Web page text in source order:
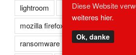
lightroom
microsoft edge
mozilla firefox
ransomware
reader redstone
Diese Website
weiteres hier.
Ok, danke